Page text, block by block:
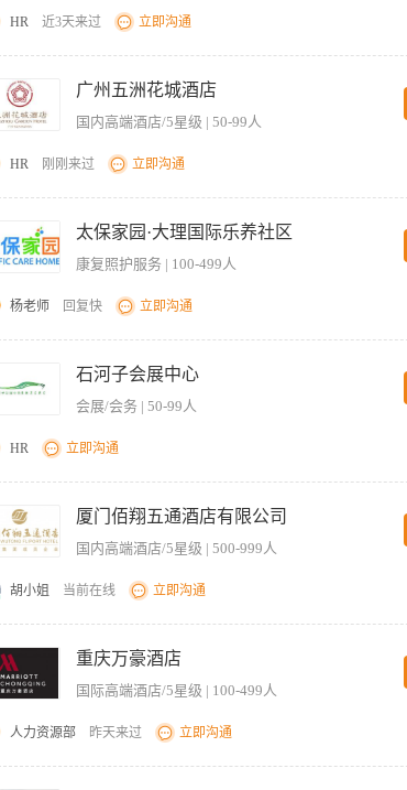
4、额外福利：节日礼品、团建福利、专列体验福利、优秀员工晋升
2、核心岗位：全车服务总负责人，统筹全业态运营，权限足、成
宿条件高端舒适。 4、高薪稳定：薪资高于成都文旅行业同岗位平
求：持证上岗（健康证），统一岗前培训+跟岗实操 3、投递简历
完成负责人交办的其他临时性、机动性辅助工作，主动补位、高效
商高、沟通流畅自然。 2. 能力要求：做事细心沉稳、执行力强、
强，做事严谨靠谱，不拖沓、不推诿，灵活变通，懂得主动预判
适体面 工作内容纯粹，无销售、无业绩压力 一对一专属带教，上
HR 近3天来过 立即沟通
日福利、婚丧病育探望费、员工免费工作餐、孝敬父母金、员工家
广州五洲花城酒店
国内高端酒店/5星级 | 50-99人
HR 刚刚来过 立即沟通
推进党风廉政和反腐败工作的落地实施，检查酒店经营管理中存
工作。 职责五、统筹酒店行政管理工作，包括但不限于后勤服务
酬绩效、培训、基础人事管理工作。 职责七、统筹酒店采购相关
、具备较强的文字写作能力，熟悉党务知识、公文规范和流程； 3
、能灵活妥善的应对各种突发事件，善于沟通协调，具有良好的表
太保家园·大理国际乐养社区
康复照护服务 | 100-499人
杨老师 回复快 立即沟通
、非遗漆扇手作、健康养生沙龙、三月街赶集、漫步凤阳邑等等）
织志愿者与公益活动。 任职要求： 1、大专及以上学历，专业不限
接受应届生； 3、形象气质佳、多才多艺，有较强的沟通能力和服
石河子会展中心
会展/会务 | 50-99人
HR 立即沟通
报上级领导； 5.建立并更新贵宾客史档案，记录贵宾喜好、习惯等
进长期合作； 8.参与贵宾接待流程的制定与优化，提升接待服务质
接待服务能力；
厦门佰翔五通酒店有限公司
国内高端酒店/5星级 | 500-999人
胡小姐 当前在线 立即沟通
作责任心和学习能力、良好的团队合作意识 6.主动，热情，灵活，
重庆万豪酒店
国际高端酒店/5星级 | 100-499人
人力资源部 昨天来过 立即沟通